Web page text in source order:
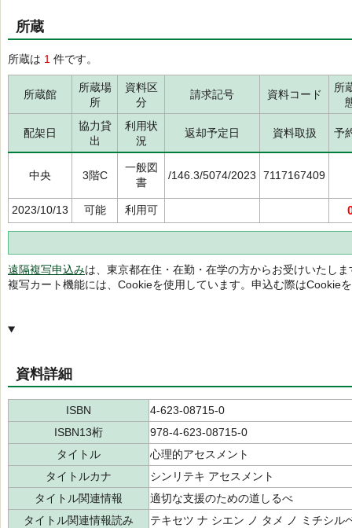
所蔵
所蔵は 1 件です。
所蔵館
所蔵場
所
資料区
分
請求記号 資料コード
所
配架日
協力貸
出
利用状
況
返却予定日 資料取扱 予
中央 3階C
一般図
書
/146.3/5074/2023 7117167409
2023/10/13 可能 利用可
遠隔複写申込みは、東京都在住・在勤・在学の方からお受けいたしま
複写カート機能には、Cookieを使用しています。申込む際はCookie
資料詳細
ISBN
4-623-08715-0
ISBN13桁
978-4-623-08715-0
タイトル
心理的アセスメント
タイトルカナ
シンリテキ アセスメント
タイトル関連情報
適切な支援のための道しるべ
タイトル関連情報読み
テキセツ ナ シエン ノ タメ ノ ミチシル